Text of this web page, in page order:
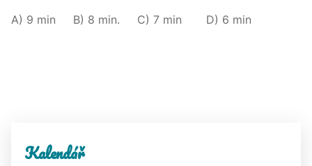
A) 9 min B) 8 min. C) 7 min D) 6 min
Kalendář